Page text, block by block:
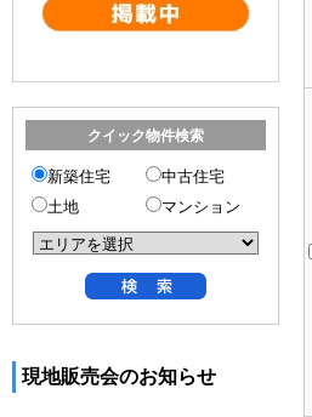
クイック物件検索
新築住宅
中古住宅
土地
マンション
現地販売会のお知らせ